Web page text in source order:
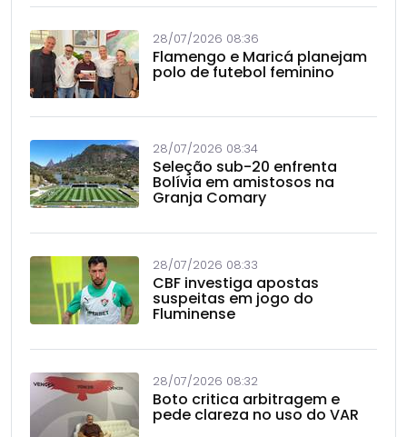
28/07/2026 08:36
Flamengo e Maricá planejam
polo de futebol feminino
28/07/2026 08:34
Seleção sub-20 enfrenta
Bolívia em amistosos na
Granja Comary
28/07/2026 08:33
CBF investiga apostas
suspeitas em jogo do
Fluminense
28/07/2026 08:32
Boto critica arbitragem e
pede clareza no uso do VAR